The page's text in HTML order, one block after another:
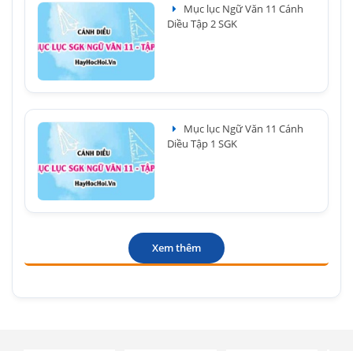
Mục lục Ngữ Văn 11 Cánh
Diều Tập 2 SGK
Mục lục Ngữ Văn 11 Cánh
Diều Tập 1 SGK
Xem thêm